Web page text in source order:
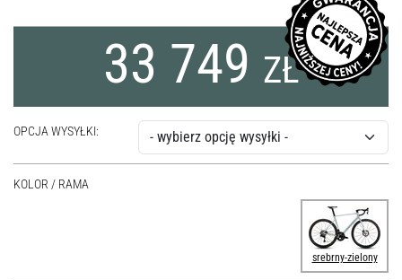
33 749 ZŁ
OPCJA WYSYŁKI:
KOLOR / RAMA
srebrny-zielony